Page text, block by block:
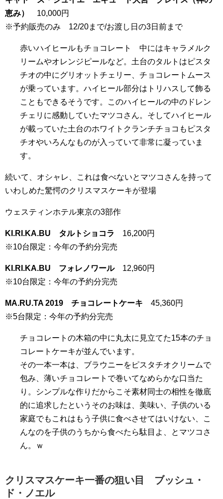
恵み）
10,000円
※予約販売のみ 12/20まで/お渡し日の3日前まで
赤いハイヒールもチョコレート 中にはキャラメルク
リームやオレンジピールなど。土台のタルトはピスタ
チオの中にグリオットチェリー、チョコレートムース
が乗っています。ハイヒール部分はトリハスして飾る
こともできるそうです。このハイヒールの中のドレン
チェリに感動していたマツコさん。そしてハイヒール
が載っていた土台のホワイトクランチチョコもピスタ
チオやいろんなものが入っていて非常に凝っていま
す。
続いて、オシャレ、これは食べないとマツコさんを持って
いわしめた驚愕のクリスマスケーキが登場
ウェスティンホテル東京の3部作
KI.RI.KA.BU タルトショコラ
16,200円
※10台限定：今年の予約分完売
KI.RI.KA.BU フォレノワール 12,960円
※10台限定：今年の予約分完売
MA.RU.TA 2019 チョコレートケーキ 45,360円
※5台限定：今年の予約分完売
チョコレートの木箱の中に丸太に見立てた15本のチョ
コレートケーキが並んでいます。
その一本一本は、ブラウニーをピスタチオクリームで
包み、薄いチョコレートで巻いてなめらかな口当た
り。シンプルな作りだからこそ素材同士の相性を徹底
的に追求したというそのお味は、美味い、子供のいる
家庭でもこれはもう子供に食べさせてはいけない、こ
んなのを子供のうちから食べたら駄目よ、とマツコさ
ん。ｗ
クリスマスケーキ一番の狙い目 ブッシュ・
ド・ノエル